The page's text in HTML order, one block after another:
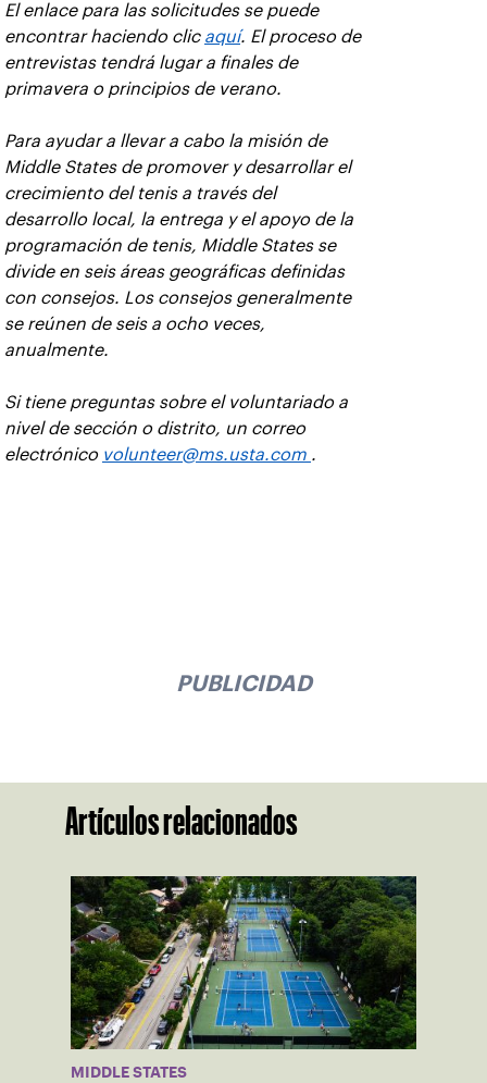
El enlace para las solicitudes se puede
encontrar haciendo clic aquí. El proceso de
entrevistas tendrá lugar a finales de
primavera o principios de verano.
Para ayudar a llevar a cabo la misión de
Middle States de promover y desarrollar el
crecimiento del tenis a través del
desarrollo local, la entrega y el apoyo de la
programación de tenis, Middle States se
divide en seis áreas geográficas definidas
con consejos. Los consejos generalmente
se reúnen de seis a ocho veces,
anualmente.
Si tiene preguntas sobre el voluntariado a
nivel de sección o distrito, un correo
electrónico volunteer@ms.usta.com .
PUBLICIDAD
Artículos relacionados
MIDDLE STATES